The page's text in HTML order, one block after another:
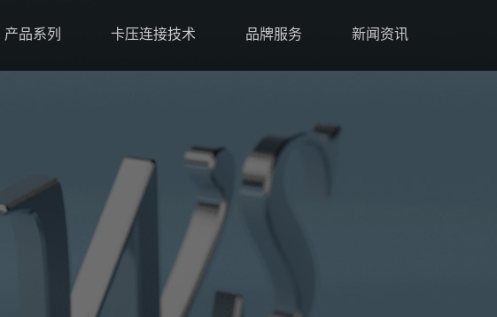
产品系列 卡压连接技术 品牌服务 新闻资讯